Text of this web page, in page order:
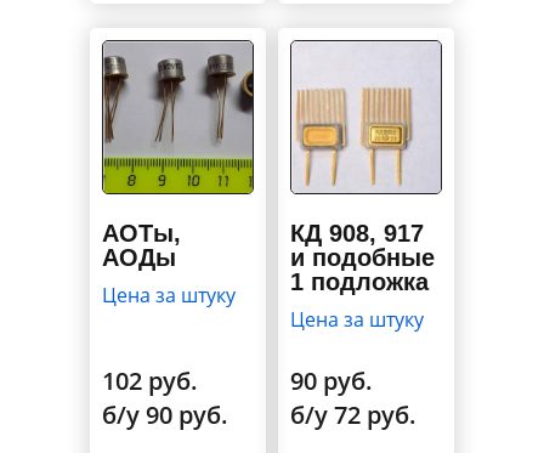
АОТы,
АОДы
Цена за штуку
102 руб.
б/у 90 руб.
КД 908, 917
и подобные
1 подложка
Цена за штуку
90 руб.
б/у 72 руб.